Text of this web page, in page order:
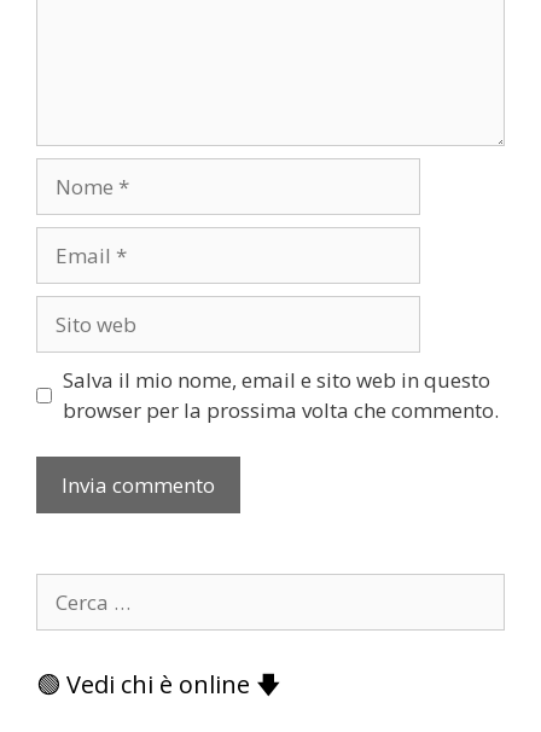
web
Salva il mio nome, email e sito web in questo
browser per la prossima volta che commento.
per:
🟢 Vedi chi è online 🡇